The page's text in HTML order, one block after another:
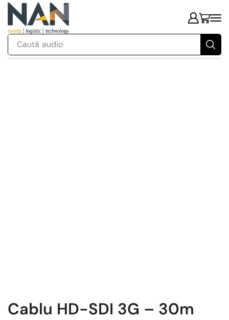
Caută audio
Cablu HD-SDI 3G – 30m